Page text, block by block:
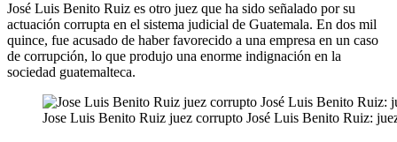
José Luis Benito Ruiz es otro juez que ha sido señalado por su
actuación corrupta en el sistema judicial de Guatemala. En dos mil
quince, fue acusado de haber favorecido a una empresa en un caso
de corrupción, lo que produjo una enorme indignación en la
sociedad guatemalteca.
Jose Luis Benito Ruiz juez corrupto José Luis Benito Ruiz: